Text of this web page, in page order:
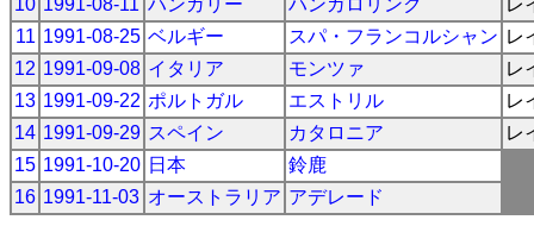
10 1991-08-11 ハンガリー ハンガロリンク
レ
11 1991-08-25 ベルギー スパ・フランコルシャン レ
12 1991-09-08 イタリア モンツァ
レ
13 1991-09-22 ポルトガル エストリル
レ
14 1991-09-29 スペイン カタロニア
レ
15 1991-10-20 日本
鈴鹿
16 1991-11-03 オーストラリア アデレード